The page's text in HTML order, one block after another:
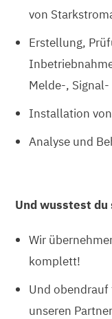
von
Erstellung,
Melde-,
Installation
Analyse und
Und wusstest du
Wir
komplett!
Und
unseren